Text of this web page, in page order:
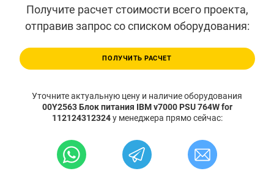
Получите расчет стоимости всего проекта,
отправив запрос со списком оборудования:
ПОЛУЧИТЬ РАСЧЕТ
Уточните актуальную цену и наличие оборудования
00Y2563 Блок питания IBM v7000 PSU 764W for
112124312324у менеджера прямо сейчас: